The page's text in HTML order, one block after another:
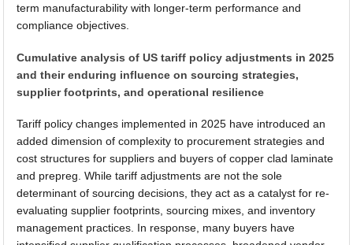
term manufacturability with longer-term performance and
compliance objectives.
Cumulative analysis of US tariff policy adjustments in 2025
and their enduring influence on sourcing strategies,
supplier footprints, and operational resilience
Tariff policy changes implemented in 2025 have introduced an
added dimension of complexity to procurement strategies and
cost structures for suppliers and buyers of copper clad laminate
and prepreg. While tariff adjustments are not the sole
determinant of sourcing decisions, they act as a catalyst for re-
evaluating supplier footprints, sourcing mixes, and inventory
management practices. In response, many buyers have